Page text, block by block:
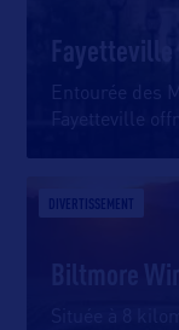
Fayetteville
Entourée des
Fayetteville
DIVERTISSEMENT
Située à 8